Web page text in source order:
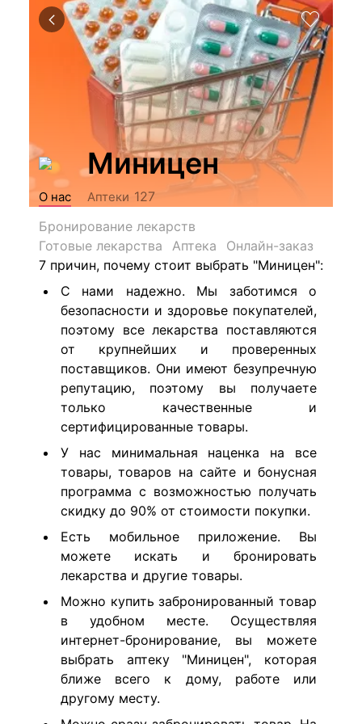
Миницен
О нас Аптеки 127
Бронирование лекарств
Готовые лекарства
Аптека
Онлайн-заказ
7 причин, почему стоит выбрать "Миницен":
С нами надежно. Мы заботимся о
безопасности и здоровье покупателей,
поэтому все лекарства поставляются
от крупнейших и проверенных
поставщиков. Они имеют безупречную
репутацию, поэтому вы получаете
только качественные и
сертифицированные товары.
У нас минимальная наценка на все
товары, товаров на сайте и бонусная
программа с возможностью получать
скидку до 90% от стоимости покупки.
Есть мобильное приложение. Вы
можете искать и бронировать
лекарства и другие товары.
Можно купить забронированный товар
в удобном месте. Осуществляя
интернет-бронирование, вы можете
выбрать аптеку "Миницен", которая
ближе всего к дому, работе или
другому месту.